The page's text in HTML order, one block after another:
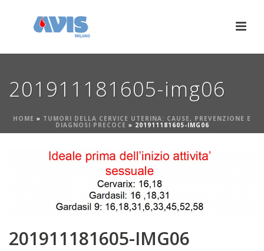
201911181605-img06
HOME » TUMORI DELLA CERVICE UTERINA: CAUSE, PREVENZIONE E
DIAGNOSI PRECOCE » 201911181605-IMG06
201911181605-IMG06